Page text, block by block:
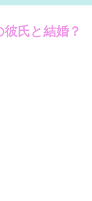
氏と結婚？